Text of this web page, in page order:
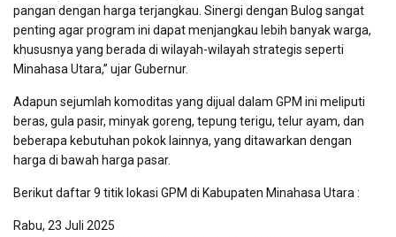
pangan dengan harga terjangkau. Sinergi dengan Bulog sangat
penting agar program ini dapat menjangkau lebih banyak warga,
khususnya yang berada di wilayah-wilayah strategis seperti
Minahasa Utara,” ujar Gubernur.
Adapun sejumlah komoditas yang dijual dalam GPM ini meliputi
beras, gula pasir, minyak goreng, tepung terigu, telur ayam, dan
beberapa kebutuhan pokok lainnya, yang ditawarkan dengan
harga di bawah harga pasar.
Berikut daftar 9 titik lokasi GPM di Kabupaten Minahasa Utara :
Rabu, 23 Juli 2025